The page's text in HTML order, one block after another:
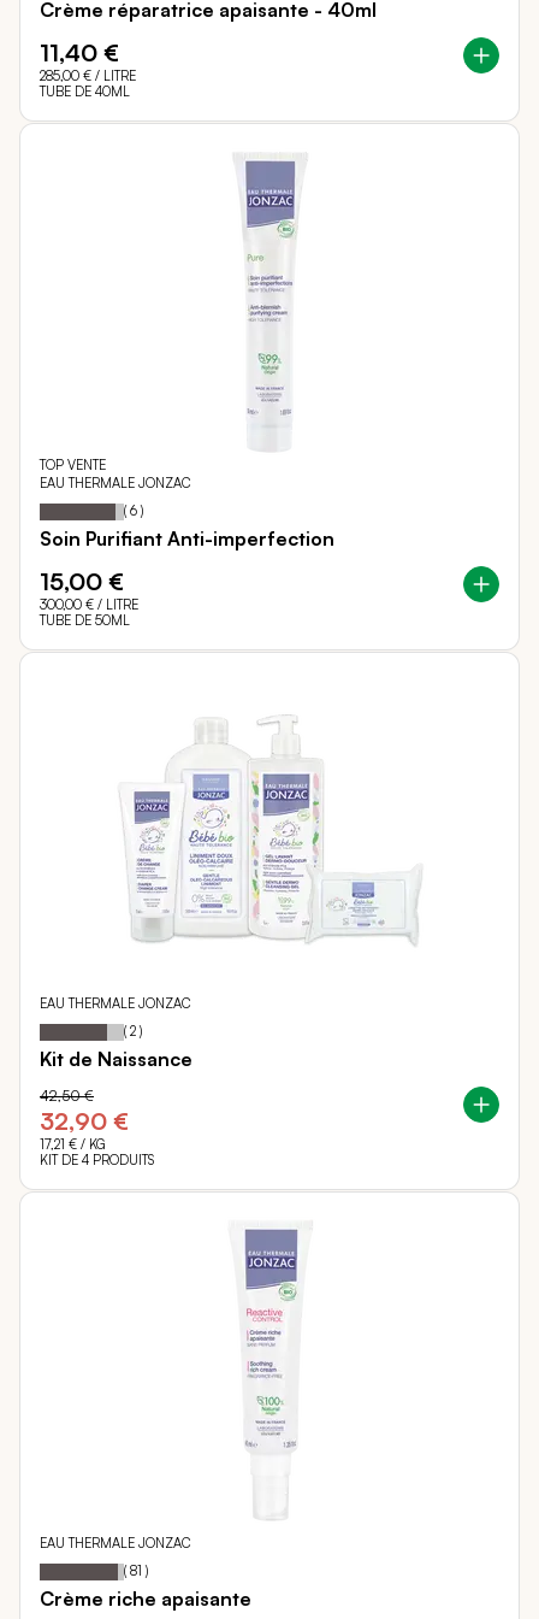
Crème réparatrice apaisante - 40ml
11,40 €
285,00 € / LITRE
TUBE DE 40ML
TOP VENTE
EAU THERMALE JONZAC
Notation: 90
% of
( 6 )
Soin Purifiant Anti-imperfection
15,00 €
300,00 € / LITRE
TUBE DE 50ML
EAU THERMALE JONZAC
Notation: 80
% of
( 2 )
Kit de Naissance
32,90 €
42,50 €
17,21 € / KG
KIT DE 4 PRODUITS
EAU THERMALE JONZAC
Notation: 93
% of
( 81 )
Crème riche apaisante